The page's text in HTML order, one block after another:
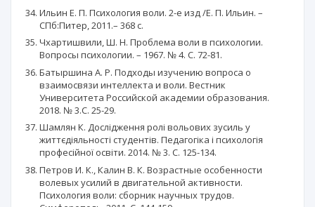
Ильин Е. П. Психология воли. 2-е изд /Е. П. Ильин. –
СПб:Питер, 2011.– 368 с.
Чхартишвили, Ш. Н. Проблема воли в психологии.
Вопросы психологии. – 1967. № 4. С. 72-81.
Батыршина А. Р. Подходы изучению вопроса о
взаимосвязи интеллекта и воли. Вестник
Университета Российской академии образования.
2018. № 3.С. 25-29.
Шамлян К. Дослідження ролі вольових зусиль у
життєдіяльності студентів. Педагогіка і психологія
професійної освіти. 2014. № 3. С. 125-134.
Петров И. К., Калин В. К. Возрастные особенности
волевых усилий в двигательной активности.
Психология воли: сборник научных трудов.